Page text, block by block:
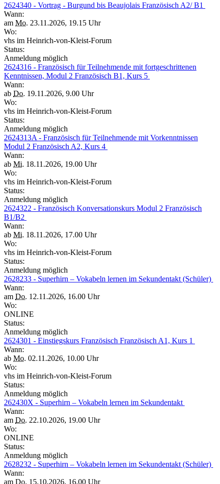
2624340 - Vortrag - Burgund bis Beaujolais Französisch A2/ B1
Wann:
am Mo. 23.11.2026, 19.15 Uhr
Wo:
vhs im Heinrich-von-Kleist-Forum
Status:
Anmeldung möglich
2624316 - Französisch für Teilnehmende mit fortgeschrittenen
Kenntnissen, Modul 2 Französisch B1, Kurs 5
Wann:
ab Do. 19.11.2026, 9.00 Uhr
Wo:
vhs im Heinrich-von-Kleist-Forum
Status:
Anmeldung möglich
2624313A - Französisch für Teilnehmende mit Vorkenntnissen
Modul 2 Französisch A2, Kurs 4
Wann:
ab Mi. 18.11.2026, 19.00 Uhr
Wo:
vhs im Heinrich-von-Kleist-Forum
Status:
Anmeldung möglich
2624322 - Französisch Konversationskurs Modul 2 Französisch
B1/B2
Wann:
ab Mi. 18.11.2026, 17.00 Uhr
Wo:
vhs im Heinrich-von-Kleist-Forum
Status:
Anmeldung möglich
2628233 - Superhirn – Vokabeln lernen im Sekundentakt (Schüler)
Wann:
am Do. 12.11.2026, 16.00 Uhr
Wo:
ONLINE
Status:
Anmeldung möglich
2624301 - Einstiegskurs Französisch Französisch A1, Kurs 1
Wann:
ab Mo. 02.11.2026, 10.00 Uhr
Wo:
vhs im Heinrich-von-Kleist-Forum
Status:
Anmeldung möglich
262430X - Superhirn – Vokabeln lernen im Sekundentakt
Wann:
am Do. 22.10.2026, 19.00 Uhr
Wo:
ONLINE
Status:
Anmeldung möglich
2628232 - Superhirn – Vokabeln lernen im Sekundentakt (Schüler)
Wann:
am Do. 15.10.2026, 16.00 Uhr